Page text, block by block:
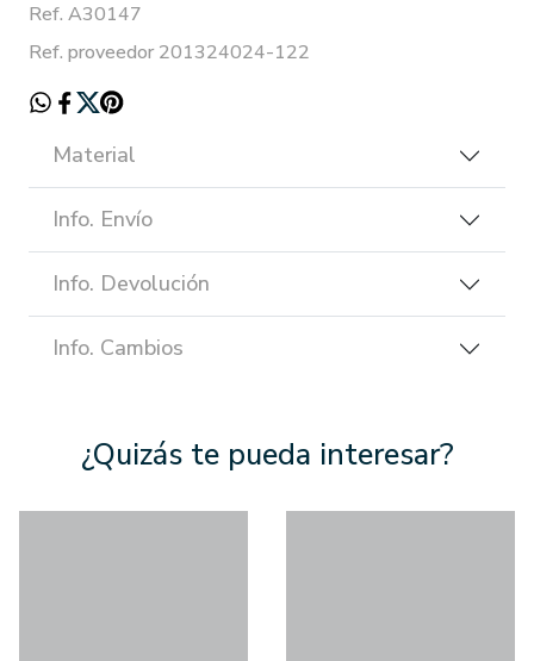
Ref. A30147
Ref. proveedor 201324024-122
Material
Info. Envío
Info. Devolución
Info. Cambios
¿Quizás te pueda interesar?